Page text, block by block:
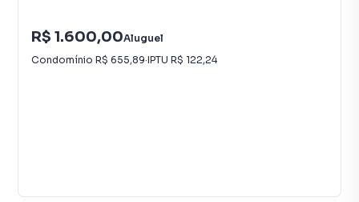
R$ 1.600,00Aluguel
Condomínio R$ 655,89·IPTU R$ 122,24